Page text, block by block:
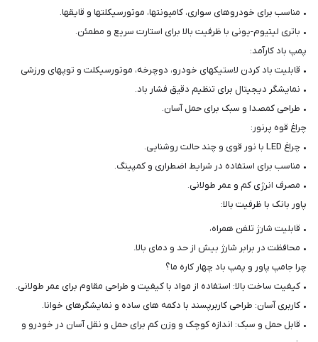
بگذارید.
ممنون
از
صبر
و
شکیبایی
شما
عزیزان
🌹
"دریافت
کدرهگیری
پستی(کلیک
کنید)
ادامه
• مناسب برای خودروهای سواری، کامیونتها، موتورسیکلتها و قایقها.
• باتری لیتیوم-یونی با ظرفیت بالا برای استارت سریع و مطمئن.
پمپ باد کارآمد:
• قابلیت باد کردن لاستیکهای خودرو، دوچرخه، موتورسیکلت و توپهای ورزشی
• نمایشگر دیجیتال برای تنظیم دقیق فشار باد.
• طراحی کمصدا و سبک برای حمل آسان.
چراغ قوه پرنور:
• چراغ LED با نور قوی و چند حالت روشنایی.
• مناسب برای استفاده در شرایط اضطراری و کمپینگ.
• مصرف انرژی کم و عمر طولانی.
پاور بانک با ظرفیت بالا:
• قابلیت شارژ تلفن همراه،
• محافظت در برابر شارژ بیش از حد و دمای بالا.
چرا جامپ پاور و پمپ باد چهار کاره ما؟
• کیفیت ساخت بالا: استفاده از مواد با کیفیت و طراحی مقاوم برای عمر طولانی.
• کاربری آسان: طراحی کاربرپسند با دکمه های ساده و نمایشگرهای خوانا.
• قابل حمل و سبک: اندازه کوچک و وزن کم برای حمل و نقل آسان در خودرو و